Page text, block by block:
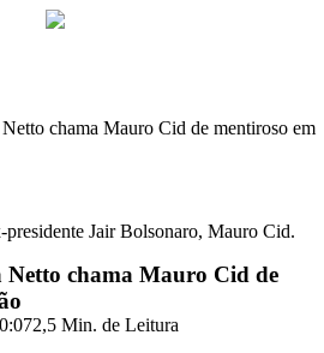
chama Mauro Cid de mentiroso em
presidente Jair Bolsonaro, Mauro Cid.
Netto chama Mauro Cid de
2,5 Min. de Leitura